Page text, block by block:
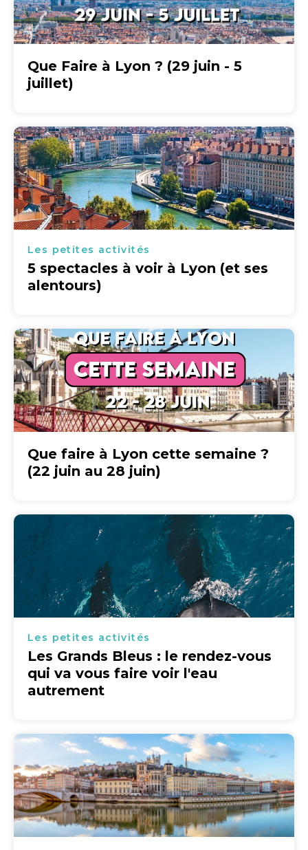
Que Faire à Lyon ? (29 juin - 5
juillet)
Les petites activités
5 spectacles à voir à Lyon (et ses
alentours)
Que faire à Lyon cette semaine ?
(22 juin au 28 juin)
Les petites activités
Les Grands Bleus : le rendez-vous
qui va vous faire voir l'eau
autrement